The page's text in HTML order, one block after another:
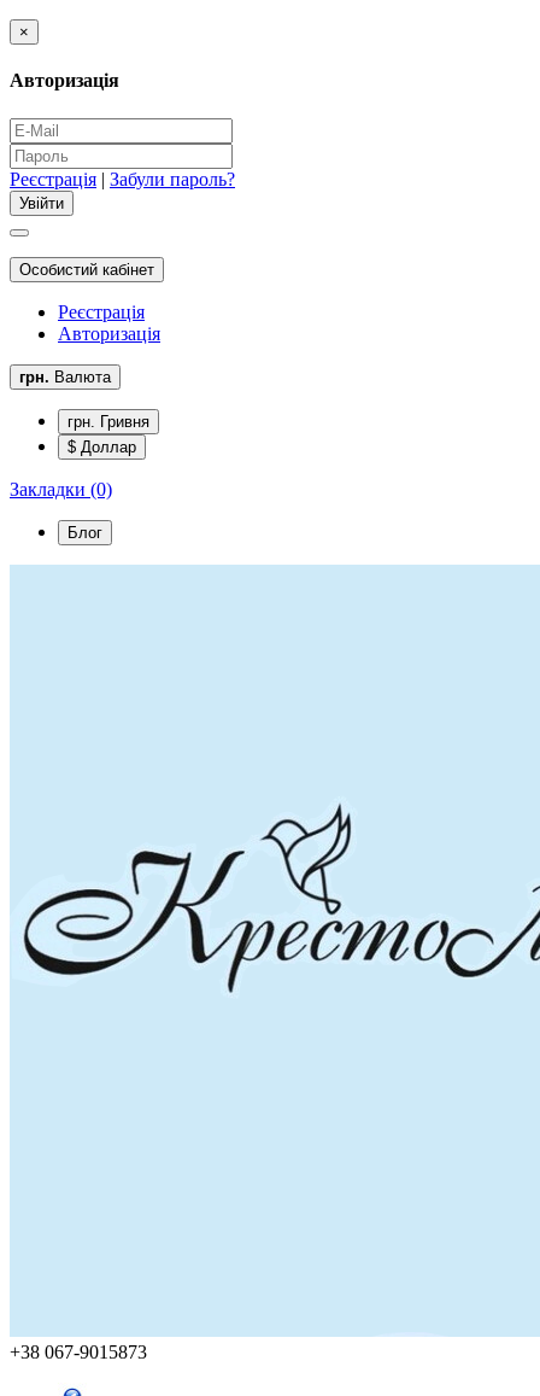
×
Авторизація
Реєстрація | Забули пароль?
Особистий кабінет
Реєстрація
Авторизація
грн. Валюта
грн. Гривня
$ Доллар
Закладки (0)
Блог
+38 067-9015873